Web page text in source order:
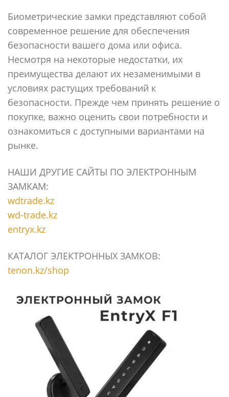
Биометрические замки представляют собой
современное решение для обеспечения
безопасности вашего дома или офиса.
Несмотря на некоторые недостатки, их
преимущества делают их незаменимыми в
условиях растущих требований к
безопасности. Прежде чем принять решение о
покупке, важно оценить свои потребности и
ознакомиться с доступными вариантами на
рынке.
НАШИ ДРУГИЕ САЙТЫ ПО ЭЛЕКТРОННЫМ
ЗАМКАМ:
wdtrade.kz
wd-trade.kz
entryx.kz
КАТАЛОГ ЭЛЕКТРОННЫХ ЗАМКОВ:
tenon.kz/shop